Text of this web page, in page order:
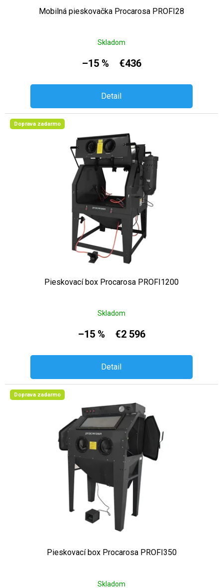
Mobilná pieskovačka Procarosa PROFI28
Skladom
–15 % €436
Detail
Doprava zadarmo
Pieskovací box Procarosa PROFI1200
Skladom
–15 % €2 596
Detail
Doprava zadarmo
Pieskovací box Procarosa PROFI350
Skladom